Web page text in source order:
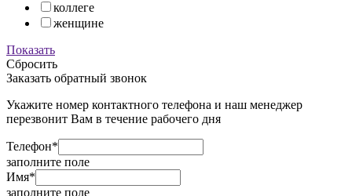
коллеге
женщине
Показать
Сбросить
Заказать обратный звонок
Укажите номер контактного телефона и наш менеджер
перезвонит Вам в течение рабочего дня
Телефон*
заполните поле
Имя*
заполните поле